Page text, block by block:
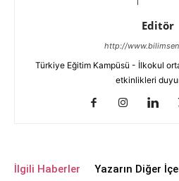
Editör
http://
Türkiye Eğitim Kampüsü - İlkokul
etkinlikleri
İlgili Haberler Yazarın Diğer